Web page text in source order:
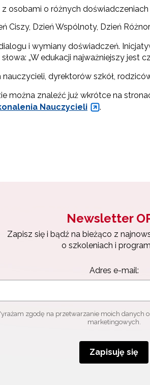
z osobami o różnych
Ciszy, Dzień Wspólnoty, Dzień
i wymiany doświadczeń.
„W edukacji najważniejszy jest
dyrektorów szkół,
można znaleźć już wkrótce na
Nauczycieli
.
Newsletter
Zapisz się i bądź na bieżąco z
o szkoleniach i
Adres e-mail:
zgodę na przetwarzanie moich danych
marketingowych.
Zapisuję się